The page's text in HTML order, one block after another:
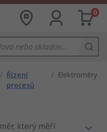
0
/ Řízení
procesů
/ Elektroměry
který měří